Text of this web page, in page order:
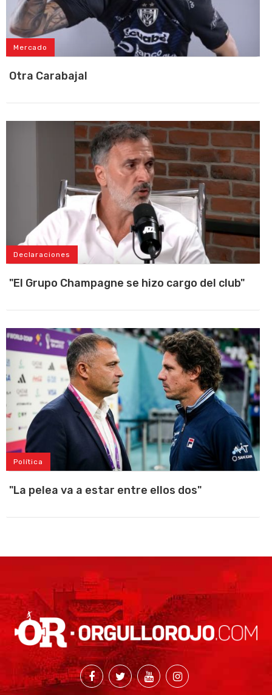
Mercado
Otra Carabajal
Declaraciones
"El Grupo Champagne se hizo cargo del club"
Política
"La pelea va a estar entre ellos dos"